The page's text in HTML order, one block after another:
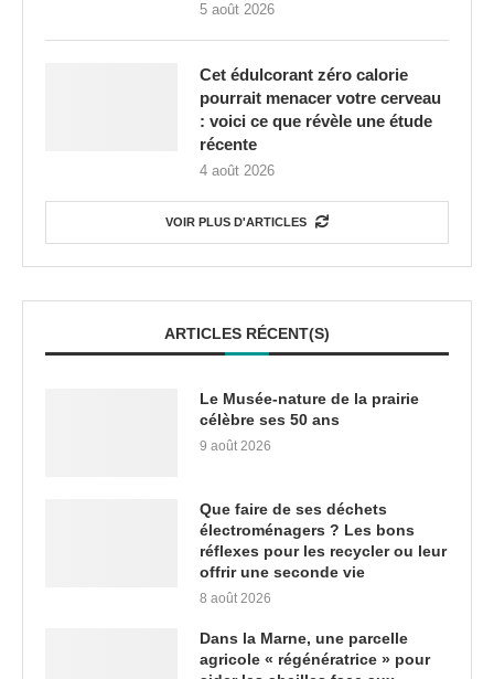
5 août 2026
Cet édulcorant zéro calorie
pourrait menacer votre cerveau
: voici ce que révèle une étude
récente
4 août 2026
VOIR PLUS D'ARTICLES
ARTICLES RÉCENT(S)
Le Musée-nature de la prairie
célèbre ses 50 ans
9 août 2026
Que faire de ses déchets
électroménagers ? Les bons
réflexes pour les recycler ou leur
offrir une seconde vie
8 août 2026
Dans la Marne, une parcelle
agricole « régénératrice » pour